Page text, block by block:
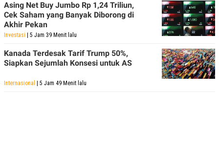
Asing Net Buy Jumbo Rp 1,24 Triliun,
Cek Saham yang Banyak Diborong di
Akhir Pekan
Investasi | 5 Jam 39 Menit lalu
Kanada Terdesak Tarif Trump 50%,
Siapkan Sejumlah Konsesi untuk AS
Internasional | 5 Jam 49 Menit lalu